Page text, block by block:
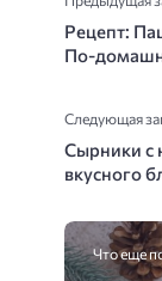
Рецепт:
По-
Следующая
Сырники с
вкусного
Что еще